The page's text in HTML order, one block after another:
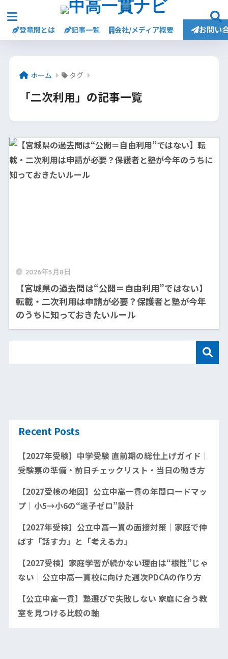
登竜問とは 記事一覧 会社/メディア概要 お問い
ホーム タグ
「二次利用」の記事一覧
2026年5月8日
【宮城県の過去問は“公開＝自由利用”ではない】
転載・二次利用は申請が必要？保護者と塾が今年
のうちに知っておきたいルール
Recent Posts
【2027年受験】中学受験 直前期の総仕上げガイド｜
受験票の準備・前日チェックリスト・当日の動き方
【2027受検の地図】公立中高一貫の年間ロードマッ
プ｜小5→小6の“迷子ゼロ”設計
【2027年受検】公立中高一貫の面接対策｜家庭で伸
ばす「話す力」と「考える力」
【2027受検】家庭学習が続かない理由は“根性”じゃ
ない｜公立中高一貫校に向けた週次PDCAの作り方
【公立中高一貫】塾選びで失敗しない 家庭に合う教
室を見つける比較の軸